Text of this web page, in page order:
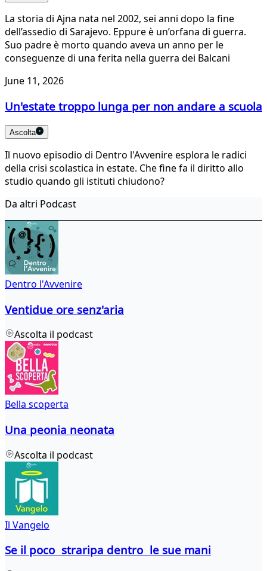
La storia di Ajna nata nel 2002, sei anni dopo la fine
dell’assedio di Sarajevo. Eppure è un’orfana di guerra.
Suo padre è morto quando aveva un anno per le
conseguenze di una ferita nella guerra dei Balcani
June 11, 2026
Un'estate troppo lunga per non andare a scuola
Ascolta
Il nuovo episodio di Dentro l'Avvenire esplora le radici
della crisi scolastica in estate. Che fine fa il diritto allo
studio quando gli istituti chiudono?
Da altri Podcast
Dentro l'Avvenire
Ventidue ore senz'aria
Ascolta il podcast
Bella scoperta
Una peonia neonata
Ascolta il podcast
Il Vangelo
Se il poco straripa dentro le sue mani